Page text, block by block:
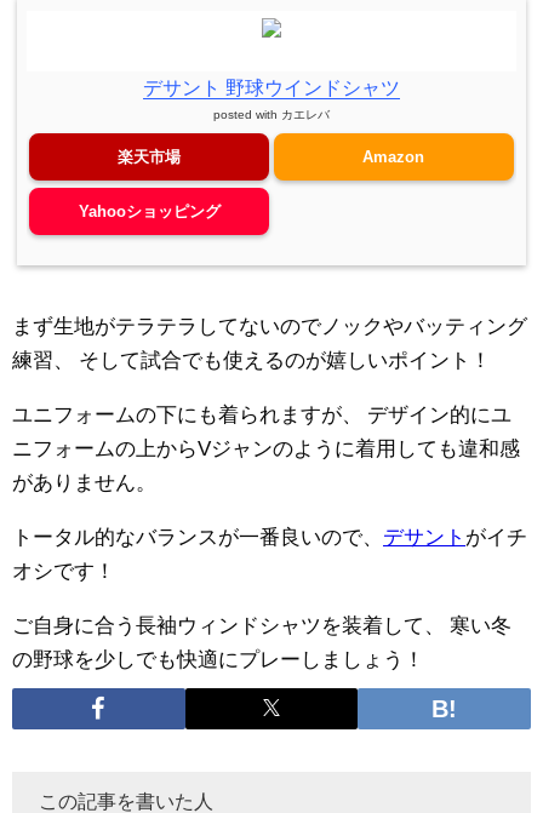
デサント 野球ウインドシャツ
posted with カエレバ
楽天市場 Amazon
Yahooショッピング
まず生地がテラテラしてないのでノックやバッティング
練習、
そして試合でも使えるのが嬉しいポイント！
ユニフォームの下にも着られますが、
デザイン的にユ
ニフォームの上からVジャンのように着用しても違和感
がありません。
トータル的なバランスが一番良いので、 デサント がイチ
オシです！
ご自身に合う長袖ウィンドシャツを装着して、
寒い冬
の野球を少しでも快適にプレーしましょう！
この記事を書いた人